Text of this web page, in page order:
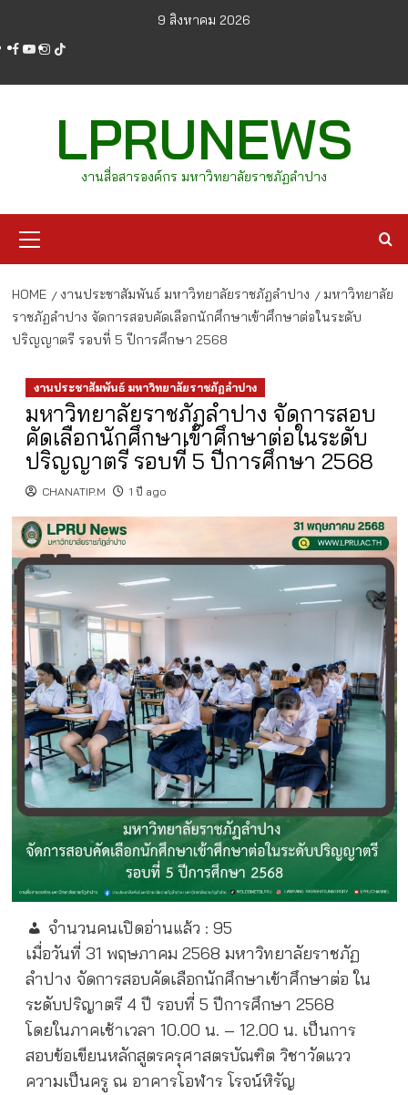
content
9 สิงหาคม 2026
facebook
youtube
instagram
tiktok
LPRUNEWS
งานสื่อสารองค์กร มหาวิทยาลัยราชภัฏลำปาง
Menu
HOME งานประชาสัมพันธ์ มหาวิทยาลัยราชภัฏลำปาง
มหาวิทยาลัย
ราชภัฏลำปาง จัดการสอบคัดเลือกนักศึกษาเข้าศึกษาต่อในระดับ
ปริญญาตรี รอบที่ 5 ปีการศึกษา 2568
งานประชาสัมพันธ์ มหาวิทยาลัยราชภัฏลำปาง
มหาวิทยาลัยราชภัฏลำปาง จัดการสอบ
คัดเลือกนักศึกษาเข้าศึกษาต่อในระดับ
ปริญญาตรี รอบที่ 5 ปีการศึกษา 2568
CHANATIP.M 1 ปี ago
จำนวนคนเปิดอ่านแล้ว : 95
เมื่อวันที่ 31 พฤษภาคม 2568 มหาวิทยาลัยราชภัฏ
ลำปาง จัดการสอบคัดเลือกนักศึกษาเข้าศึกษาต่อ ใน
ระดับปริญาตรี 4 ปี รอบที่ 5 ปีการศึกษา 2568
โดยในภาคเช้าเวลา 10.00 น. – 12.00 น. เป็นการ
สอบข้อเขียนหลักสูตรครุศาสตรบัณฑิต วิชาวัดแวว
ความเป็นครู ณ อาคารโอฬาร โรจน์หิรัญ